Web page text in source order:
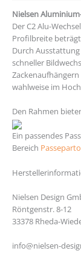
Nielsen
Der C2 Alu-
Profilbreite
Durch
schneller
wahlweise im
Den Rahmen
Ein passendes
Bereich
Nielsen Design
Röntgenstr. 8-12
33378 Rheda-
info@nielsen-